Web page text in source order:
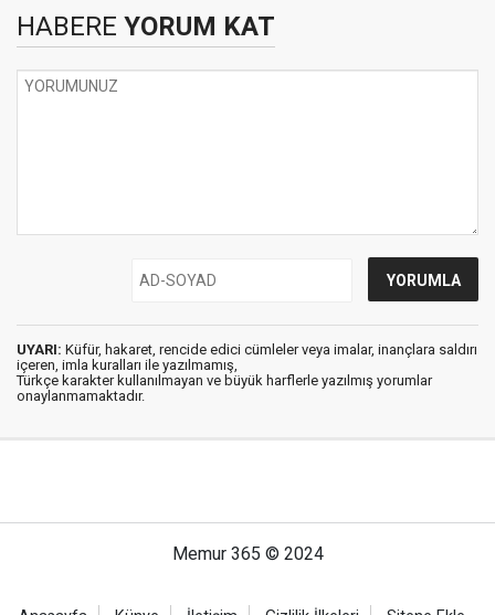
HABERE YORUM KAT
UYARI: Küfür, hakaret, rencide edici cümleler veya imalar, inançlara saldırı
içeren, imla kuralları ile yazılmamış,
Türkçe karakter kullanılmayan ve büyük harflerle yazılmış yorumlar
onaylanmamaktadır.
Memur 365 © 2024